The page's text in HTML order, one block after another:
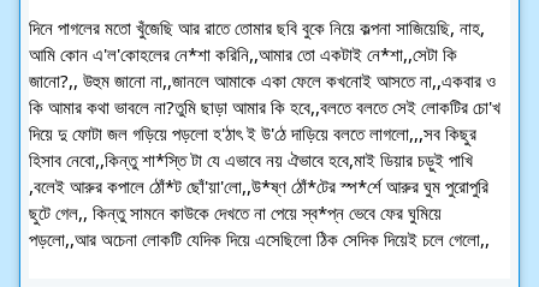
দিনে পাগলের মতো খুঁজেছি আর রাতে তোমার ছবি বুকে নিয়ে কল্পনা সাজিয়েছি, নাহ,
আমি কোন এ'ল'কোহলের নে*শা করিনি,,আমার তো একটাই নে*শা,,সেটা কি
জানো?,, উহুম জানো না,,জানলে আমাকে একা ফেলে কখনোই আসতে না,,একবার ও
কি আমার কথা ভাবলে না?তুমি ছাড়া আমার কি হবে,,বলতে বলতে সেই লোকটির চো'খ
দিয়ে দু ফোটা জল গড়িয়ে পড়লো হ'ঠাৎ ই উ'ঠে দাড়িয়ে বলতে লাগলো,,,সব কিছুর
হিসাব নেবো,,কিন্তু শা*স্তি টা যে এভাবে নয় ঐভাবে হবে,মাই ডিয়ার চড়ুই পাখি
,বলেই আরুর কপালে ঠোঁ*ট ছোঁ'য়া'লো,,উ*ষ্ণ ঠোঁ*টের স্প*র্শে আরুর ঘুম পুরোপুরি
ছুটে গেল,, কিন্তু সামনে কাউকে দেখতে না পেয়ে স্ব*প্ন ভেবে ফের ঘুমিয়ে
পড়লো,,আর অচেনা লোকটি যেদিক দিয়ে এসেছিলো ঠিক সেদিক দিয়েই চলে গেলো,,